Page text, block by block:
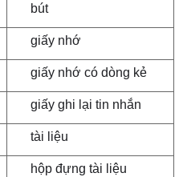
bút
giấy nhớ
giấy nhớ có dòng kẻ
giấy ghi lại tin nhắn
tài liệu
hộp đựng tài liệu